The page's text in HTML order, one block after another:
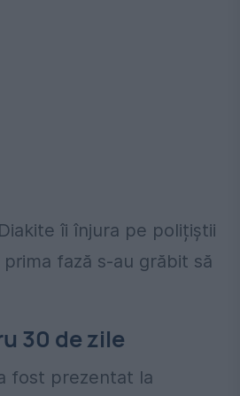
îi înjura pe polițiștii
fază s-au grăbit să
30 de zile
fost prezentat la